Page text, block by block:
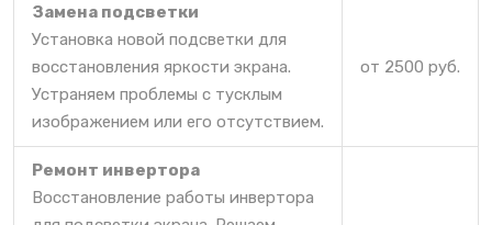
Замена подсветки
Установка новой подсветки для
восстановления яркости экрана.
Устраняем проблемы с тусклым
изображением или его отсутствием.
от 2500 руб.
Ремонт инвертора
Восстановление работы инвертора